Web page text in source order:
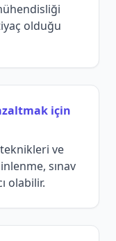
olduğu
için
ve
sınav
olabilir.